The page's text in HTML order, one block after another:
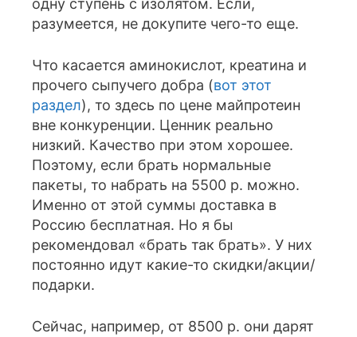
одну ступень с изолятом. Если,
разумеется, не докупите чего-то еще.
Что касается аминокислот, креатина и
прочего сыпучего добра (вот этот
раздел), то здесь по цене майпротеин
вне конкуренции. Ценник реально
низкий. Качество при этом хорошее.
Поэтому, если брать нормальные
пакеты, то набрать на 5500 р. можно.
Именно от этой суммы доставка в
Россию бесплатная. Но я бы
рекомендовал «брать так брать». У них
постоянно идут какие-то скидки/акции/
подарки.
Сейчас, например, от 8500 р. они дарят